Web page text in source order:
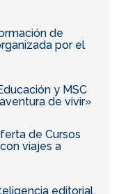
de
por el
y MSC
de vivir»
de Cursos
viajes a
editorial,